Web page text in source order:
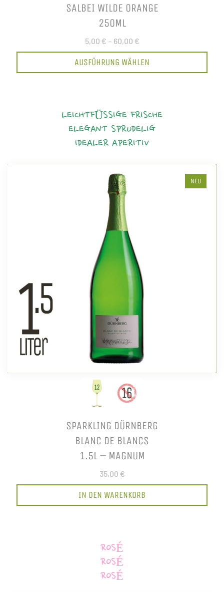
SALBEI WILDE ORANGE
250ML
5,00 € – 60,00 €
AUSFÜHRUNG WÄHLEN
LEICHTFÜSSIGE FRISCHE
ELEGANT SPRUDELIG
IDEALER APERITIV
NEU
SPARKLING DÜRNBERG
BLANC DE BLANCS
1.5L – MAGNUM
35,00 €
IN DEN WARENKORB
ROSÉ
ROSÉ
ROSÉ